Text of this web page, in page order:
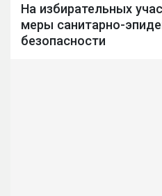
На избирательных
меры санитарно-
безопасности